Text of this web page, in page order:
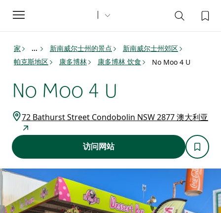
Toggle
navigation
家 ... 新南威尔士州的景点
新南威尔士州郊区
帕克斯地区
康多博林 康多博林 饮食 No Moo 4 U
No Moo 4 U
72 Bathurst Street Condobolin NSW 2877 澳大利亚
访问网站